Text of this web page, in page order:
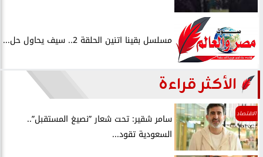
مسلسل بقينا اتنين الحلقة 2.. سيف يحاول حل...
الأكثر قراءة
الاقتصاد
سامر شقير: تحت شعار ”نصيغ المستقبل”..
السعودية تقود...